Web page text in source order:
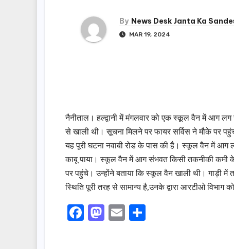
By News Desk Janta Ka
MAR 19, 2024
नैनीताल। हल्द्वानी में मंगलवार को एक स्कूल वैन में आग
से खाली थी। सूचना मिलने पर फायर सर्विस ने मौके पर
यह पूरी घटना नवाबी रोड के पास की है। स्कूल वैन में
काबू पाया। स्कूल वैन में आग संभवत किसी तकनीकी कमी के
पर पहुंचे। उन्होंने बताया कि स्कूल वैन खाली थी। गाड़ी
स्थिति पूरी तरह से सामान्य है,उनके द्वारा आरटीओ विभाग
F
M E